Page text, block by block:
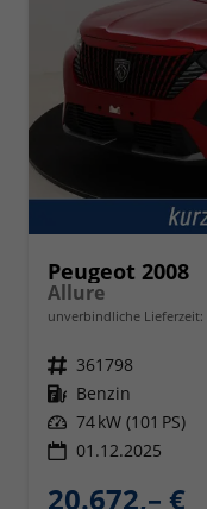
Peugeot 2008
Allure
unverbindliche Lieferzeit:
Fahrzeugnr. 361798
Kraftstoff Benzin
Leistung 74 kW (101 PS)
01.12.2025
20.672,– €